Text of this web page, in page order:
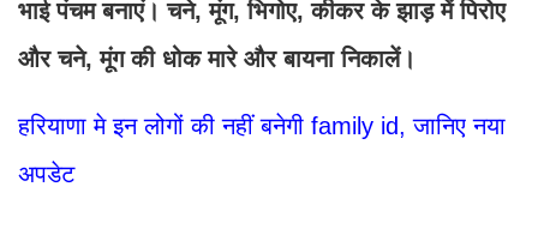
भाई पंचम बनाएं। चने, मूंग, भिगोए, कीकर के झाड़ में पिरोए
और चने, मूंग की धोक मारे और बायना निकालें।
हरियाणा मे इन लोगों की नहीं बनेगी family id, जानिए नया
अपडेट